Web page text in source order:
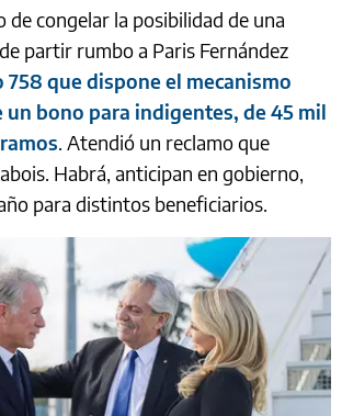
de congelar la posibilidad de una
partir rumbo a Paris Fernández
758 que dispone el mecanismo
un bono para indigentes, de 45 mil
. Atendió un reclamo que
Habrá, anticipan en gobierno,
para distintos beneficiarios.